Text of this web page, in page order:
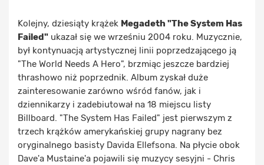
Kolejny, dziesiąty krążek Megadeth "The System Has
Failed" ukazał się we wrześniu 2004 roku. Muzycznie,
był kontynuacją artystycznej linii poprzedzającego ją
"The World Needs A Hero", brzmiąc jeszcze bardziej
thrashowo niż poprzednik. Album zyskał duże
zainteresowanie zarówno wśród fanów, jak i
dziennikarzy i zadebiutował na 18 miejscu listy
Billboard. "The System Has Failed" jest pierwszym z
trzech krążków amerykańskiej grupy nagrany bez
oryginalnego basisty Davida Ellefsona. Na płycie obok
Dave'a Mustaine'a pojawili się muzycy sesyjni - Chris